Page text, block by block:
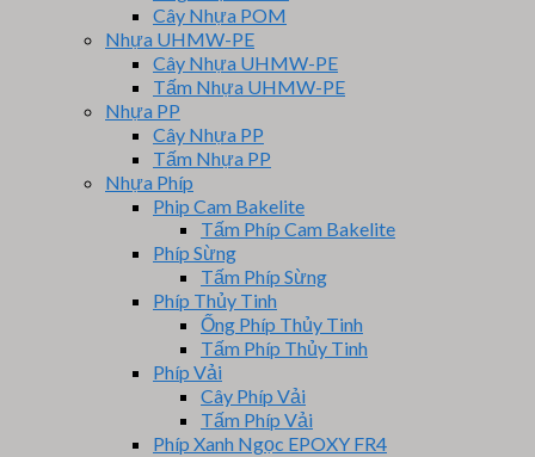
Cây Nhựa POM
Nhựa UHMW-PE
Cây Nhựa UHMW-PE
Tấm Nhựa UHMW-PE
Nhựa PP
Cây Nhựa PP
Tấm Nhựa PP
Nhựa Phíp
Phip Cam Bakelite
Tấm Phíp Cam Bakelite
Phíp Sừng
Tấm Phíp Sừng
Phíp Thủy Tinh
Ống Phíp Thủy Tinh
Tấm Phíp Thủy Tinh
Phíp Vải
Cây Phíp Vải
Tấm Phíp Vải
Phíp Xanh Ngọc EPOXY FR4